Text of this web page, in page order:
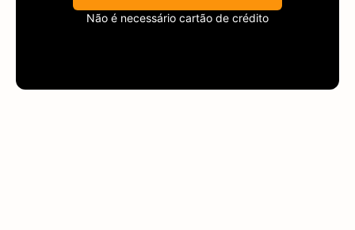
Não é necessário cartão de crédito